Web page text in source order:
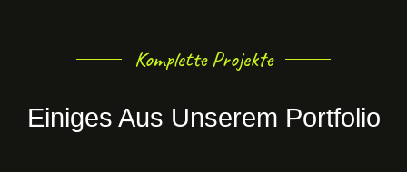
Komplette Projekte
Einiges Aus Unserem Portfolio